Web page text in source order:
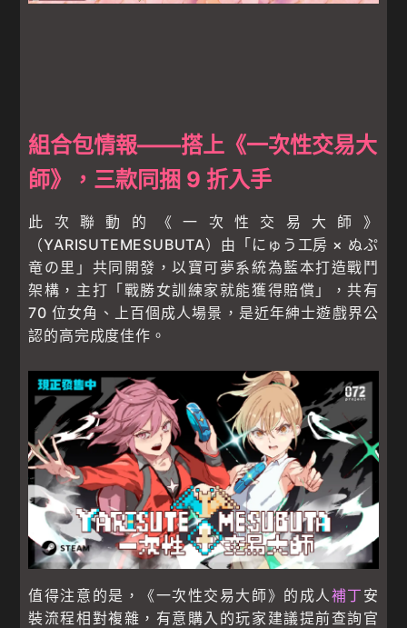
組合包情報——搭上《一次性交易大
師》，三款同捆 9 折入手
此次聯動的《一次性交易大師》
（YARISUTEMESUBUTA）由「にゅう工房 × ぬぷ
竜の里」共同開發，以寶可夢系統為藍本打造戰鬥
架構，主打「戰勝女訓練家就能獲得賠償」，共有
70 位女角、上百個成人場景，是近年紳士遊戲界公
認的高完成度佳作。
值得注意的是，《一次性交易大師》的成人補丁 安
裝流程相對複雜，有意購入的玩家建議提前查詢官